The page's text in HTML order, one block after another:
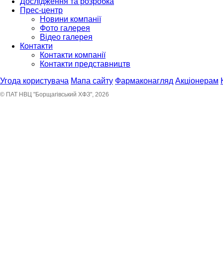
Прес-центр
Новини компанії
Фото галерея
Відео галерея
Контакти
Контакти компанії
Контакти представництв
Угода користувача Мапа сайту Фармаконагляд Акціонерам
© ПАТ НВЦ "Борщагівський ХФЗ", 2026